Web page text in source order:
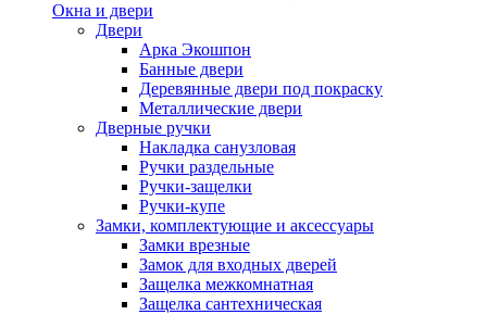
Окна и двери
Двери
Арка Экошпон
Банные двери
Деревянные двери под покраску
Металлические двери
Дверные ручки
Накладка санузловая
Ручки раздельные
Ручки-защелки
Ручки-купе
Замки, комплектующие и аксессуары
Замки врезные
Замок для входных дверей
Защелка межкомнатная
Защелка сантехническая